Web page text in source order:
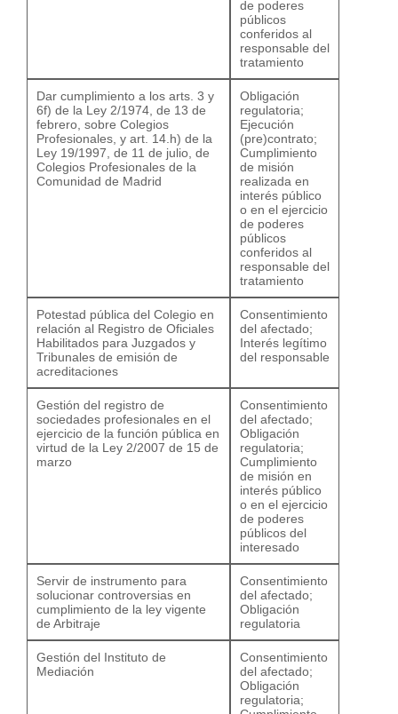
de poderes
públicos
conferidos al
responsable del
tratamiento
Dar cumplimiento a los arts. 3 y
6f) de la Ley 2/1974, de 13 de
febrero, sobre Colegios
Profesionales, y art. 14.h) de la
Ley 19/1997, de 11 de julio, de
Colegios Profesionales de la
Comunidad de Madrid
Obligación
regulatoria;
Ejecución
(pre)contrato;
Cumplimiento
de misión
realizada en
interés público
o en el ejercicio
de poderes
públicos
conferidos al
responsable del
tratamiento
Potestad pública del Colegio en
relación al Registro de Oficiales
Habilitados para Juzgados y
Tribunales de emisión de
acreditaciones
Consentimiento
del afectado;
Interés legítimo
del responsable
Gestión del registro de
sociedades profesionales en el
ejercicio de la función pública en
virtud de la Ley 2/2007 de 15 de
marzo
Consentimiento
del afectado;
Obligación
regulatoria;
Cumplimiento
de misión en
interés público
o en el ejercicio
de poderes
públicos del
interesado
Servir de instrumento para
solucionar controversias en
cumplimiento de la ley vigente
de Arbitraje
Consentimiento
del afectado;
Obligación
regulatoria
Gestión del Instituto de
Mediación
Consentimiento
del afectado;
Obligación
regulatoria;